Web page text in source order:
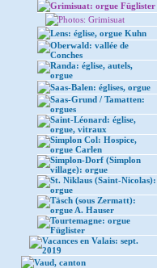
Grimisuat: orgue Füglister
Photos: Grimisuat
Lens: église, orgue Kuhn
Oberwald: vallée de
Conches
Randa: église, autels,
orgue
Saas-Balen: églises, orgue
Saas-Grund / Tamatten:
orgues
Saint-Léonard: église,
orgue, vitraux
Simplon Col: Hospice,
orgue Carlen
Simplon-Dorf (Simplon
village): orgue
St. Niklaus (Saint-Nicolas):
orgue
Täsch (sous Zermatt):
orgue A. Hauser
Tourtemagne: orgue
Füglister
Vacances en Valais: sept.
2019
Vaud, canton